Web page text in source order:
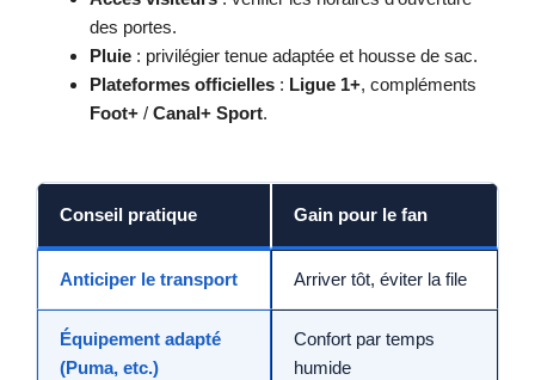
des portes.
Pluie : privilégier tenue adaptée et housse de sac.
Plateformes officielles : Ligue 1+, compléments
Foot+ / Canal+ Sport.
Conseil pratique Gain pour le fan
Anticiper le transport Arriver tôt, éviter la file
Équipement adapté
(Puma, etc.)
Confort par temps
humide